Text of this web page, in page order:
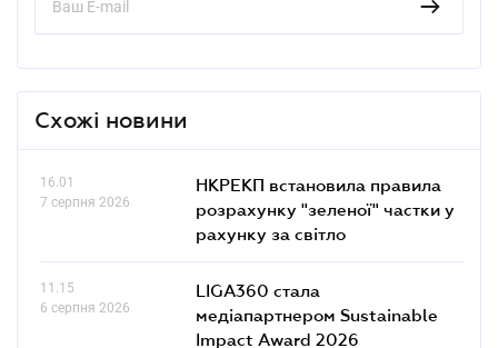
Схожі новини
16.01
7 серпня 2026
НКРЕКП встановила правила
розрахунку "зеленої" частки у
рахунку за світло
11.15
6 серпня 2026
LIGA360 стала
медіапартнером Sustainable
Impact Award 2026